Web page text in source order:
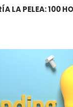
LA PELEA: 100